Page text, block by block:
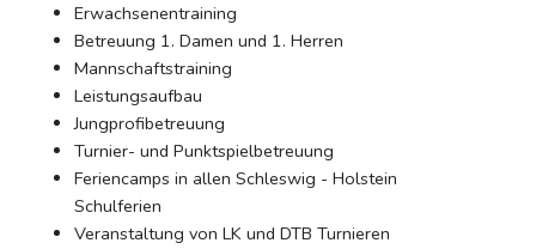
Erwachsenentraining
Betreuung 1. Damen und 1. Herren
Mannschaftstraining
Leistungsaufbau
Jungprofibetreuung
Turnier- und Punktspielbetreuung
Feriencamps in allen Schleswig - Holstein
Schulferien
Veranstaltung von LK und DTB Turnieren